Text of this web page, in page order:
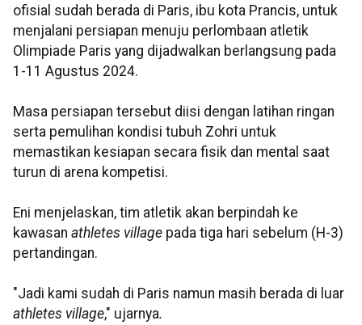
ofisial sudah berada di Paris, ibu kota Prancis, untuk
menjalani persiapan menuju perlombaan atletik
Olimpiade Paris yang dijadwalkan berlangsung pada
1-11 Agustus 2024.
Masa persiapan tersebut diisi dengan latihan ringan
serta pemulihan kondisi tubuh Zohri untuk
memastikan kesiapan secara fisik dan mental saat
turun di arena kompetisi.
Eni menjelaskan, tim atletik akan berpindah ke
kawasan athletes village pada tiga hari sebelum (H-3)
pertandingan.
"Jadi kami sudah di Paris namun masih berada di luar
athletes village," ujarnya.